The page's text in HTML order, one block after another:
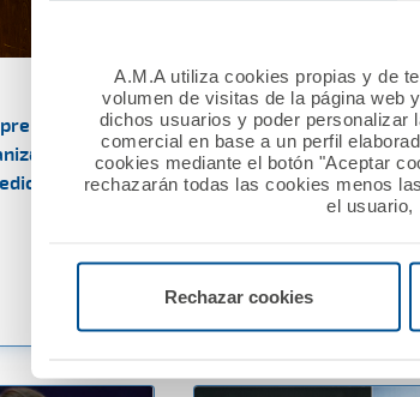
A.M.A utiliza cookies propias y de
volumen de visitas de la página web
dichos usuarios y poder personalizar
comercial en base a un perfil
cookies mediante el botón "Aceptar
rechazarán todas las cookies menos
el usuario,
Rechazar cookies
a la
15 noviembre 2021
Los Colegios de
Burgos, Valladolid y
las pólizas colectivas de
Responsabilidad Civil
Ver noticia